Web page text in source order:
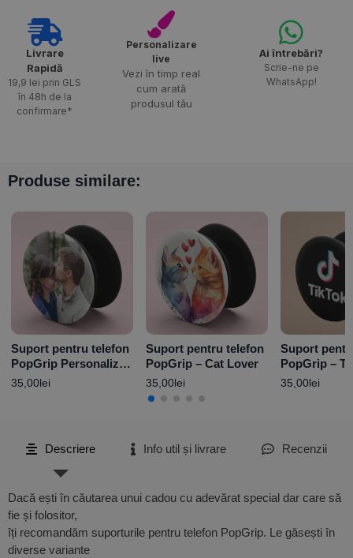
Livrare
Rapidă​
19,9 lei prin GLS
în 48h de la
confirmare*
Personalizare
live
Vezi în timp real
cum arată
produsul tău
Ai întrebări?
Scrie-ne pe
WhatsApp!
Produse similare:
Suport pentru telefon
PopGrip Personalizat
cu poză
35,00lei
Suport pentru telefon
PopGrip – Cat Lover
35,00lei
Suport
PopGrip –
35,00lei
Descriere Info util și livrare Recenzii
Dacă ești în căutarea unui cadou cu adevărat special dar care să
fie și folositor,
îți recomandăm suporturile pentru telefon PopGrip. Le găsești în
diverse variante